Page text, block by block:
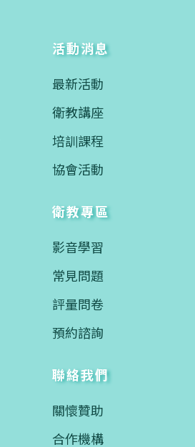
活動消息
最新活動
衛教講座
培訓課程
協會活動
衛教專區
影音學習
常見問題
評量問卷
預約諮詢
聯絡我們
關懷贊助
合作機構